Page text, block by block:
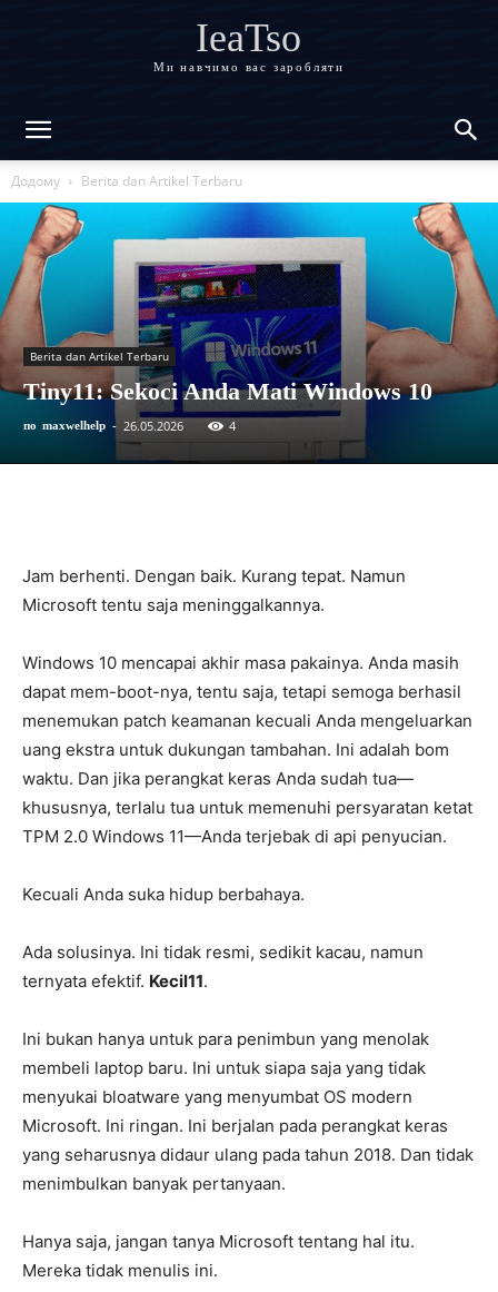
IeaTso
Ми навчимо вас заробляти
Додому Berita dan Artikel Terbaru
Berita dan Artikel Terbaru
Tiny11: Sekoci Anda Mati Windows 10
по maxwelhelp - 26.05.2026 4
Jam berhenti. Dengan baik. Kurang tepat. Namun
Microsoft tentu saja meninggalkannya.
Windows 10 mencapai akhir masa pakainya. Anda masih
dapat mem-boot-nya, tentu saja, tetapi semoga berhasil
menemukan patch keamanan kecuali Anda mengeluarkan
uang ekstra untuk dukungan tambahan. Ini adalah bom
waktu. Dan jika perangkat keras Anda sudah tua—
khususnya, terlalu tua untuk memenuhi persyaratan ketat
TPM 2.0 Windows 11—Anda terjebak di api penyucian.
Kecuali Anda suka hidup berbahaya.
Ada solusinya. Ini tidak resmi, sedikit kacau, namun
ternyata efektif. Kecil11.
Ini bukan hanya untuk para penimbun yang menolak
membeli laptop baru. Ini untuk siapa saja yang tidak
menyukai bloatware yang menyumbat OS modern
Microsoft. Ini ringan. Ini berjalan pada perangkat keras
yang seharusnya didaur ulang pada tahun 2018. Dan tidak
menimbulkan banyak pertanyaan.
Hanya saja, jangan tanya Microsoft tentang hal itu.
Mereka tidak menulis ini.